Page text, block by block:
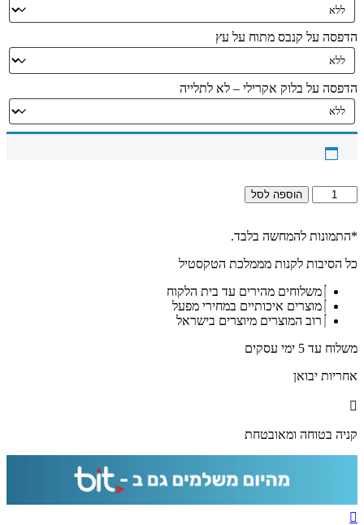
הדפסה על קנבס מתוח על עץ
הדפסה על בלוק אקרילי – לא לתלייה
כמות
של
-
של
עלינו
לשבח
לבית
על
או
מחוסמת
הוספה לסל
*התמונות להמחשה בלבד.
כל הסיבות לקנות מממלכת הטקסטיל
משלוחים מהירים עד בית הלקוח
מוצרים איכותיים במחירי מפעל
רוב המוצרים מיוצרים בישראל
משלוח עד 5 ימי עסקים
אחריות יבואן
קניה בטוחה ומאובטחת